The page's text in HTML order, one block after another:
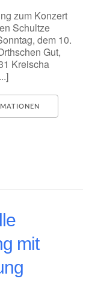
zum Konzert
Schultze
dem 10.
Gut,
Kreischa
mit